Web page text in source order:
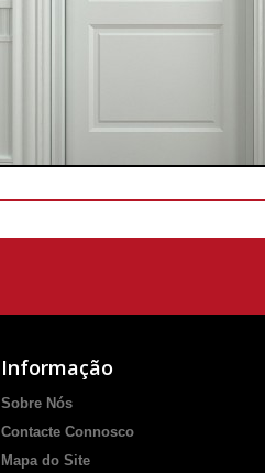
Informação
Sobre Nós
Contacte Connosco
Mapa do Site